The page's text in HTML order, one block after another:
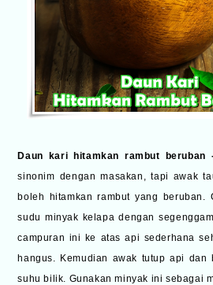
Daun kari hitamkan rambut beruban
sinonim dengan masakan, tapi awak
boleh hitamkan rambut yang beruban.
sudu minyak kelapa dengan
campuran ini ke atas api sederhana
hangus. Kemudian awak tutup api dan
suhu bilik. Gunakan minyak ini sebagai